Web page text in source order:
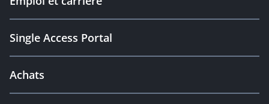
Single Access Portal
Achats